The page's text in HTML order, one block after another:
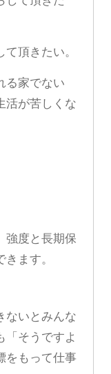
頂きたい。
る家でない
活が苦しくな
強度と長期保
ます。
ないとみんな
「そうですよ
をもって仕事